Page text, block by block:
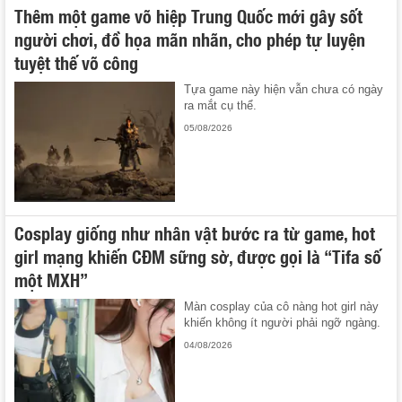
Thêm một game võ hiệp Trung Quốc mới gây sốt
người chơi, đồ họa mãn nhãn, cho phép tự luyện
tuyệt thế võ công
Tựa game này hiện vẫn chưa có ngày
ra mắt cụ thể.
05/08/2026
Cosplay giống như nhân vật bước ra từ game, hot
girl mạng khiến CĐM sững sờ, được gọi là “Tifa số
một MXH”
Màn cosplay của cô nàng hot girl này
khiến không ít người phải ngỡ ngàng.
04/08/2026